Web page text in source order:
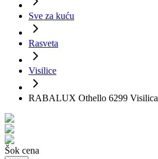
Sve za kuću
Rasveta
Visilice
RABALUX Othello 6299 Visilica
Šok cena